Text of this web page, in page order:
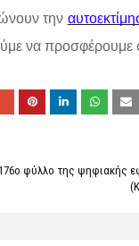
την
να προσφέρουμε
φύλλο της ψηφιακής